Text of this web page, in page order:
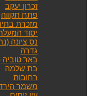
זכרון יעקב
פתח תקווה
מזכרת
יסוד
נס ציונה
גדרה
באר טוביה
בת שלמה
רחובות
משמר